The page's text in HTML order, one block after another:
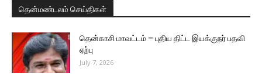
தென்மண்டலம் செய்திகள்
தென்காசி மாவட்டம் – புதிய திட்ட இயக்குநர் பதவி
ஏற்பு
July 7, 2026